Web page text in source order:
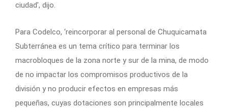
ciudad’, dijo.
Para Codelco, ‘reincorporar al personal de Chuquicamata
Subterránea es un tema crítico para terminar los
macrobloques de la zona norte y sur de la mina, de modo
de no impactar los compromisos productivos de la
división y no producir efectos en empresas más
pequeñas, cuyas dotaciones son principalmente locales